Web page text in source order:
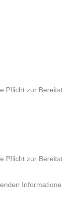
Pflicht zur
Pflicht zur